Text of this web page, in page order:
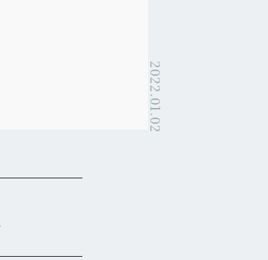
2022.01.02